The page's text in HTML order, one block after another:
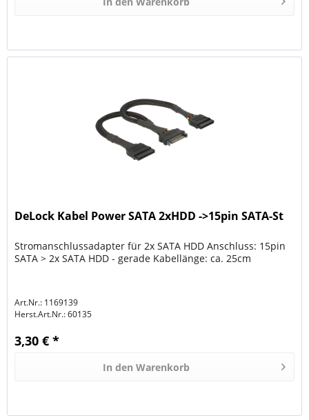
DeLock Kabel Power SATA 2xHDD ->15pin SATA-St
Stromanschlussadapter für 2x SATA HDD Anschluss: 15pin
SATA > 2x SATA HDD - gerade Kabellänge: ca. 25cm
Art.Nr.: 1169139
Herst.Art.Nr.:60135
3,30 € *
In den Warenkorb